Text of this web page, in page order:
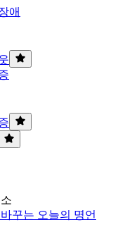
애
꾸는 오늘의 명언